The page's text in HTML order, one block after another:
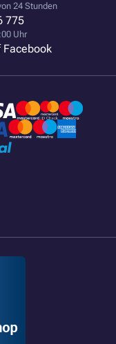
24 Stunden
775
Uhr
Facebook